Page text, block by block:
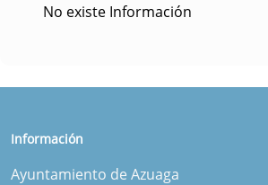
No existe Información
Información
Ayuntamiento de Azuaga